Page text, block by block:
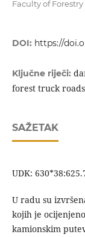
Faculty of
DOI: https://
Ključne riječi:
forest truck roads
SAŽETAK
UDK:
U radu su
kojih je
kamionskim